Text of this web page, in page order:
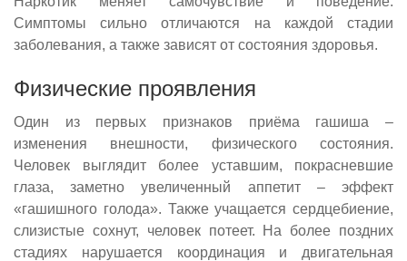
Симптомы сильно отличаются на каждой стадии
заболевания, а также зависят от состояния здоровья.
Физические проявления
Один из первых признаков приёма гашиша –
изменения внешности, физического состояния.
Человек выглядит более уставшим, покрасневшие
глаза, заметно увеличенный аппетит – эффект
«гашишного голода». Также учащается сердцебиение,
слизистые сохнут, человек потеет. На более поздних
стадиях нарушается координация и двигательная